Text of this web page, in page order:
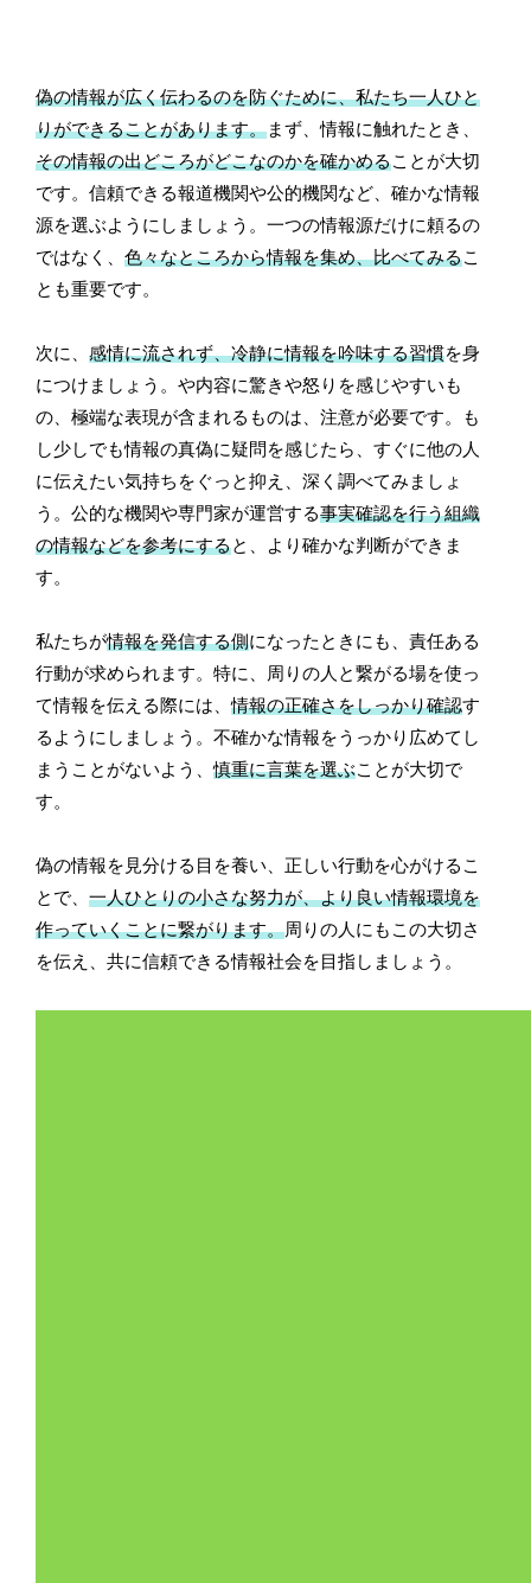
偽の情報が広く伝わるのを防ぐために、私たち一人ひと
りができることがあります。まず、情報に触れたとき、
その情報の出どころがどこなのかを確かめることが大切
です。信頼できる報道機関や公的機関など、確かな情報
源を選ぶようにしましょう。一つの情報源だけに頼るの
ではなく、色々なところから情報を集め、比べてみるこ
とも重要です。
次に、感情に流されず、冷静に情報を吟味する習慣を身
につけましょう。や内容に驚きや怒りを感じやすいも
の、極端な表現が含まれるものは、注意が必要です。も
し少しでも情報の真偽に疑問を感じたら、すぐに他の人
に伝えたい気持ちをぐっと抑え、深く調べてみましょ
う。公的な機関や専門家が運営する事実確認を行う組織
の情報などを参考にすると、より確かな判断ができま
す。
私たちが情報を発信する側になったときにも、責任ある
行動が求められます。特に、周りの人と繋がる場を使っ
て情報を伝える際には、情報の正確さをしっかり確認す
るようにしましょう。不確かな情報をうっかり広めてし
まうことがないよう、慎重に言葉を選ぶことが大切で
す。
偽の情報を見分ける目を養い、正しい行動を心がけるこ
とで、一人ひとりの小さな努力が、より良い情報環境を
作っていくことに繋がります。周りの人にもこの大切さ
を伝え、共に信頼できる情報社会を目指しましょう。